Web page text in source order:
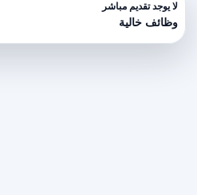
لا يوجد تقديم مباشر
وظائف خالية